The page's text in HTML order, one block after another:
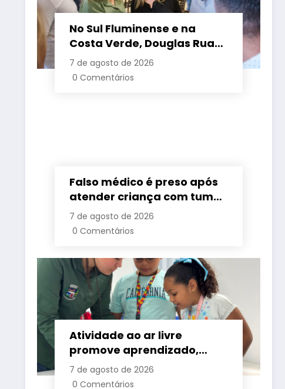
No Sul Fluminense e na
Costa Verde, Douglas Ruas
apresenta propostas de
requalificação urbana
7 de agosto de 2026
0 Comentários
Falso médico é preso após
atender criança com tumor
cerebral na Baixada
Fluminense
7 de agosto de 2026
0 Comentários
Atividade ao ar livre
promove aprendizado,
criatividade e socialização
para crianças e
7 de agosto de 2026
0 Comentários